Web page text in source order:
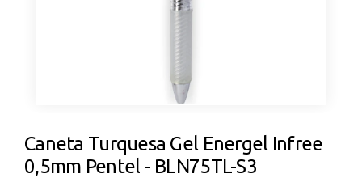
Caneta Turquesa Gel Energel Infree
0,5mm Pentel - BLN75TL-S3